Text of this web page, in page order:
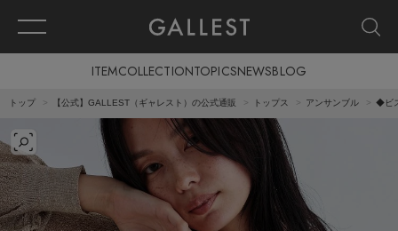
ITEMCOLLECTIONTOPICSNEWSBLOG
トップ 【公式】GALLEST（ギャレスト）の公式通販 トップス アンサンブル ◆ビ